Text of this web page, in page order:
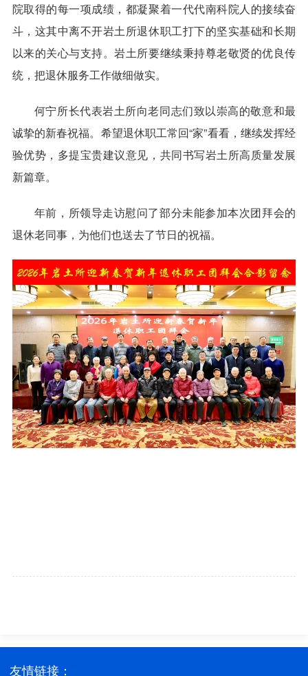
院取得的每一项成绩，都凝聚着一代代南科院人的接续奋
斗，这其中离不开岩土所退休职工打下的坚实基础和长期
以来的关心与支持。岩土所要继续秉持尊老敬贤的优良传
统，把退休服务工作做细做实。
何宁所长代表岩土所向老同志们致以崇高的敬意和最
诚挚的新春祝福。希望退休职工常回“家”看看，继续发挥经
验优势，多提宝贵建议意见，共同书写岩土所高质量发展
新篇章。
年前，所领导走访慰问了部分未能参加本次团拜会的
退休老同事，为他们也送去了节日的祝福。
友情链接：